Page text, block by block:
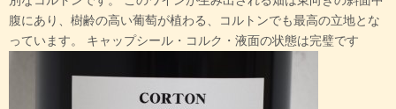
腹にあり、樹齢の高い葡萄が植わる、コルトンでも最高の立地とな
っています。 キャップシール・コルク・液面の状態は完璧です